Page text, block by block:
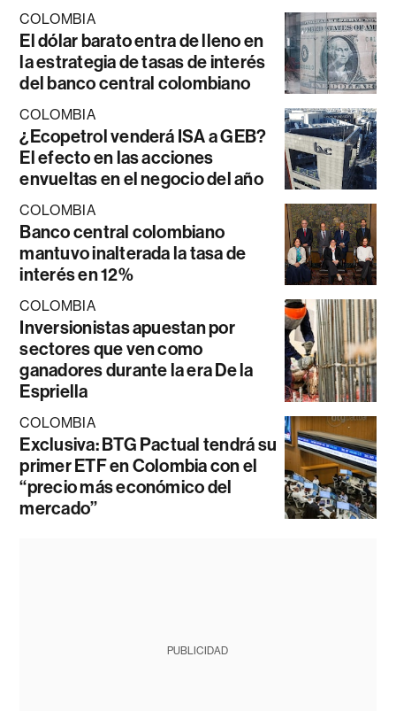
COLOMBIA
El dólar barato entra de lleno en
la estrategia de tasas de interés
del banco central colombiano
COLOMBIA
¿Ecopetrol venderá ISA a GEB?
El efecto en las acciones
envueltas en el negocio del año
COLOMBIA
Banco central colombiano
mantuvo inalterada la tasa de
interés en 12%
COLOMBIA
Inversionistas apuestan por
sectores que ven como
ganadores durante la era De la
Espriella
COLOMBIA
Exclusiva: BTG Pactual tendrá su
primer ETF en Colombia con el
“precio más económico del
mercado”
PUBLICIDAD